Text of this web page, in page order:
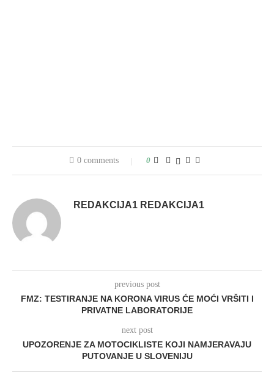
0 comments 0
REDAKCIJA1 REDAKCIJA1
previous post
FMZ: TESTIRANJE NA KORONA VIRUS ĆE MOĆI VRŠITI I
PRIVATNE LABORATORIJE
next post
UPOZORENJE ZA MOTOCIKLISTE KOJI NAMJERAVAJU
PUTOVANJE U SLOVENIJU